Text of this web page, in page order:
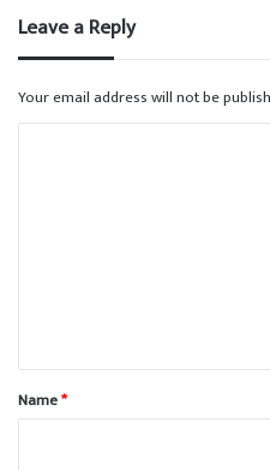
Leave a Reply
Your email address will not be
*
Name*